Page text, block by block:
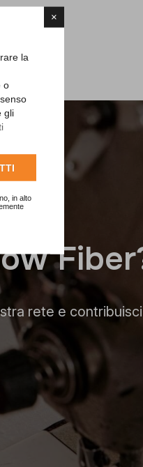
×
la
o
gli
in alto
ow Fiber
rete e